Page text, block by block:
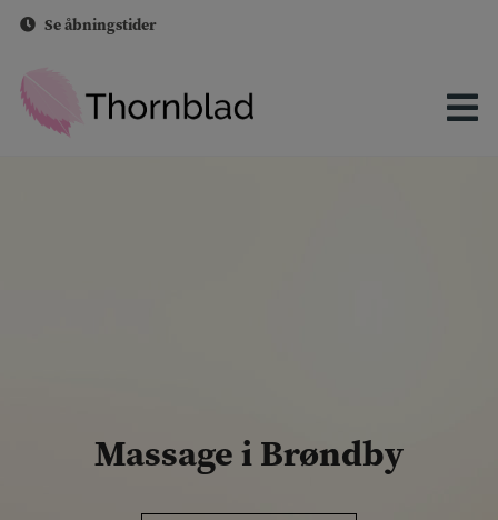
Hop Se åbningstider
Massage i Brøndby